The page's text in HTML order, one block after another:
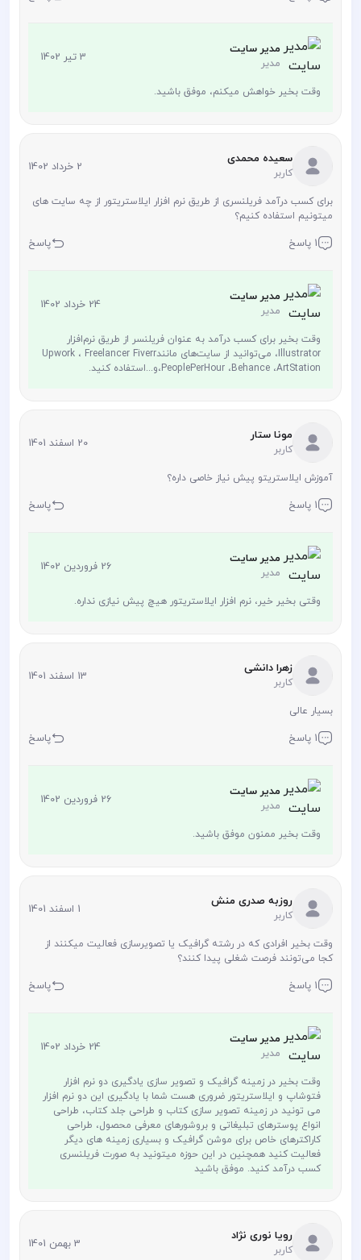
مدیر سایت
مدیر 3 تیر 1402
وقت بخیر خواهش میکنم، موفق باشید.
سعیده محمدی
کاربر 2 خرداد 1402
برای کسب درآمد فریلنسری از طریق نرم افزار ایلاستریتور از چه سایت های
میتونیم استفاده کنیم؟
1 پاسخ پاسخ
مدیر سایت
مدیر 24 خرداد 1402
وقت بخیر برای کسب درآمد به عنوان فریلنسر از طریق نرم‌افزار
Illustrator، می‌توانید از سایت‌های مانندUpwork ، Freelancer Fiverr
،PeoplePerHour ،Behance ،ArtStationو...استفاده کنید.
مونا ستار
کاربر 20 اسفند 1401
آموزش ایلاستریتو پیش نیاز خاصی داره؟
1 پاسخ پاسخ
مدیر سایت
مدیر 26 فروردین 1402
وقتی بخیر خیر، نرم افزار ایلاستریتور هیچ پیش نیازی نداره.
زهرا دانشی
کاربر 13 اسفند 1401
بسیار عالی
1 پاسخ پاسخ
مدیر سایت
مدیر 26 فروردین 1402
وقت بخیر ممنون موفق باشید.
روزبه صدری منش
کاربر 1 اسفند 1401
وقت بخیر افرادی که در رشته گرافیک یا تصویرسازی فعالیت میکنند از
کجا می‌تونند فرصت شغلی پیدا کنند؟
1 پاسخ پاسخ
مدیر سایت
مدیر 24 خرداد 1402
وقت بخیر در زمینه گرافیک و تصویر سازی یادگیری دو نرم افزار
فتوشاپ و ایلاستریتور ضروری هست شما با یادگیری این دو نرم افزار
می تونید در زمینه تصویر سازی کتاب و طراحی جلد کتاب، طراحی
انواع پوسترهای تبلیغاتی و بروشورهای معرفی محصول، طراحی
کاراکترهای خاص برای موشن گرافیک و بسیاری زمینه های دیگر
فعالیت کنید همچنین در این حوزه میتونید به صورت فریلنسری
کسب درآمد کنید. موفق باشید
رویا نوری نژاد
کاربر 3 بهمن 1401